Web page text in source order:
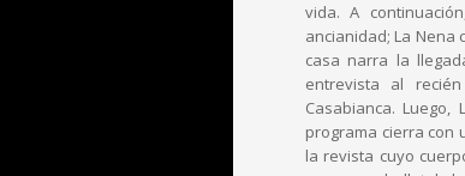
vida. A
ancianidad; La
casa narra la
entrevista al
Casabianca.
programa cierra con
la revista cuyo